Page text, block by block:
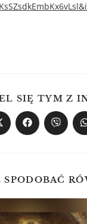
SIĘ TYM Z